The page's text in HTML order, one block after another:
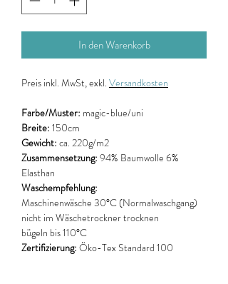
In den Warenkorb
Preis inkl. MwSt, exkl. Versandkosten
Farbe/Muster: magic-blue/uni
Breite: 150cm
Gewicht: ca. 220g/m2
Zusammensetzung: 94% Baumwolle 6%
Elasthan
Waschempfehlung:
Maschinenwäsche 30°C (Normalwaschgang)
nicht im Wäschetrockner trocknen
bügeln bis 110°C
Zertifizierung: Öko-Tex Standard 100